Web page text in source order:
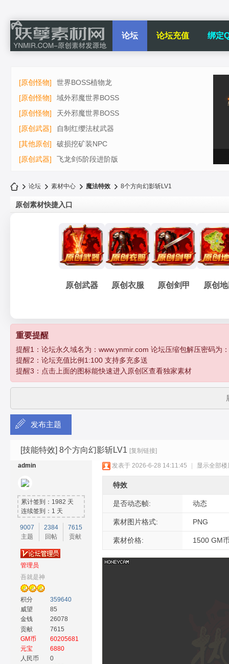
论坛 论坛充值 绑定
[原创怪物]
世界BOSS植物龙
[原创怪物]
域外邪魔世界BOSS
[原创怪物]
天外邪魔世界BOSS
[原创武器]
自制红缨法杖武器
[其他原创]
破损挖矿装NPC
[原创武器]
飞龙剑5阶段进阶版
孽
传
论坛 素材中心
›
魔法特效
›
8个方向幻影斩LV1
原创素材快捷入口
原创武器 原创衣服 原创剑甲 原创
重要提醒
提醒1：论坛永久域名为：www.ynmir.com 论坛压缩包解压密码为
提醒2：论坛充值比例1:100 支持多充多送
提醒3：点击上面的图标能快速进入原创区查看独家素材
发布主题
[技能特效] 8个方向幻影斩LV1 [复制链接]
admin
累计签到：1982 天
连续签到：1 天
9007
主题
2384
回帖
7615
贡献
管理员
吾就是神
积分
359640
威望
85
金钱
26078
贡献
7615
GM币
60205681
元宝
6880
人民币
0
发表于 2026-6-28 14:11:45 显示全部楼
特效
是否动态帧: 动态
素材图片格式: PNG
素材价格: 1500 GM